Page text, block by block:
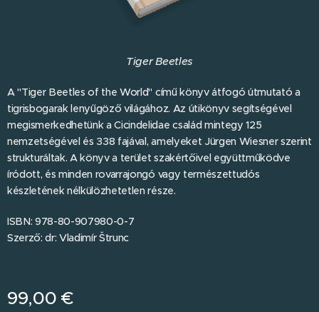
Tiger Beetles
A "Tiger Beetles of the World" című könyv átfogó útmutató a
tigrisbogarak lenyűgöző világához. Az útikönyv segítségével
megismerkedhetünk a Cicindelidae család mintegy 125
nemzetségével és 338 fajával, amelyeket Jürgen Wiesner szerint
strukturáltak. A könyv a terület szakértőivel együttműködve
íródott, és minden rovarrajongó vagy természettudós
készletének nélkülözhetetlen része.
ISBN: 978-80-907980-0-7
Szerző: dr: Vladimír Štrunc
99,00 €